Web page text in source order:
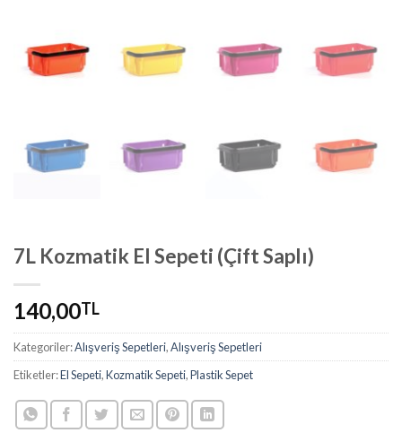
7L Kozmatik El Sepeti (Çift Saplı)
140,00TL
Kategoriler:Alışveriş Sepetleri,Alışveriş Sepetleri
Etiketler:El Sepeti,Kozmatik Sepeti,Plastik Sepet